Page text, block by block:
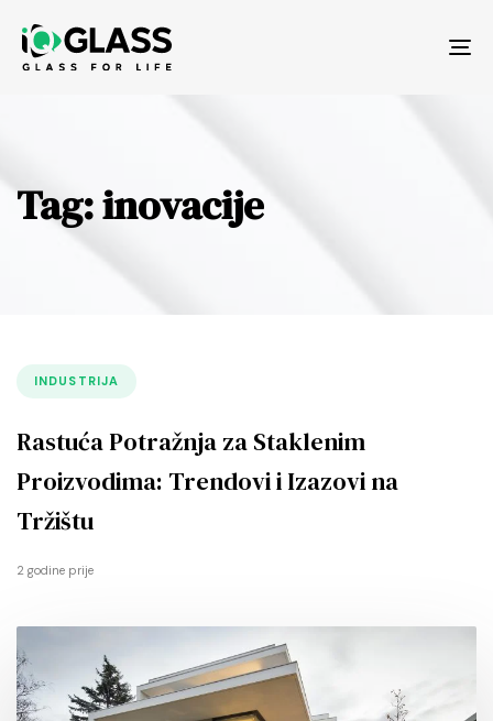
Tag: inovacije
INDUSTRIJA
Rastuća Potražnja za Staklenim
Proizvodima: Trendovi i Izazovi na
Tržištu
2 godine prije